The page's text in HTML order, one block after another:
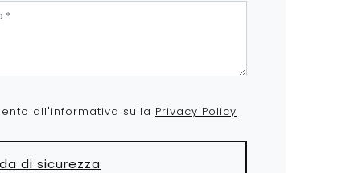
all'informativa sulla Privacy Policy
di sicurezza